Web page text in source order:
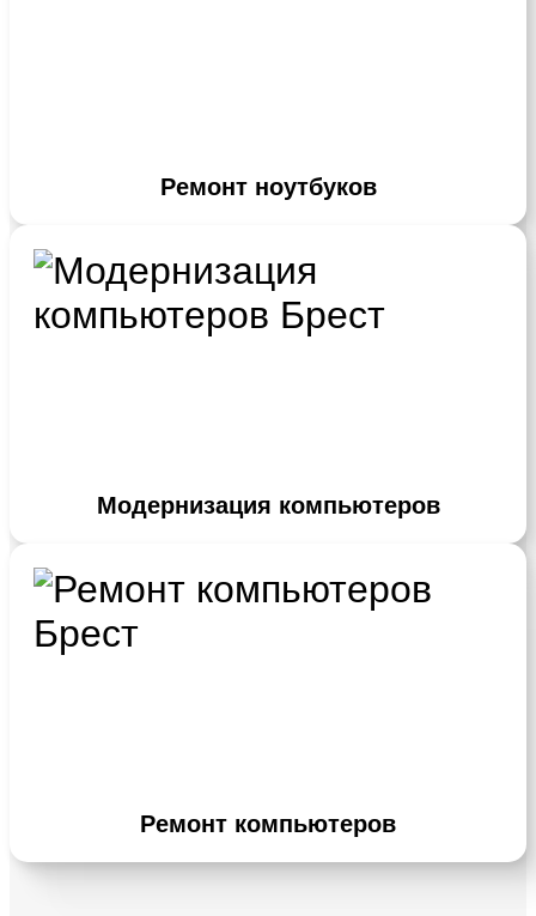
Ремонт ноутбуков
Модернизация компьютеров
Ремонт компьютеров